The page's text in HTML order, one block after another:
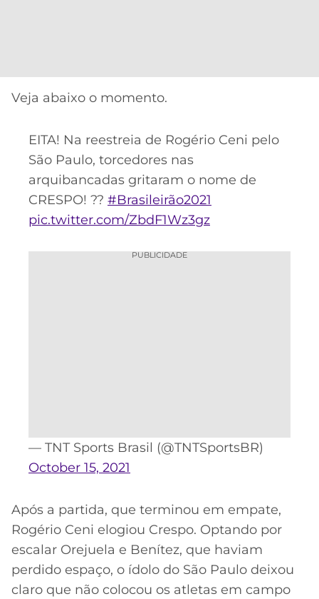
MG
CRUZEIRO
Veja abaixo o momento.
EITA! Na reestreia de Rogério Ceni pelo
São Paulo, torcedores nas
arquibancadas gritaram o nome de
CRESPO! ?? #Brasileirão2021
pic.twitter.com/ZbdF1Wz3gz
PUBLICIDADE
— TNT Sports Brasil (@TNTSportsBR)
October 15, 2021
Após a partida, que terminou em empate,
Rogério Ceni elogiou Crespo. Optando por
escalar Orejuela e Benítez, que haviam
perdido espaço, o ídolo do São Paulo deixou
claro que não colocou os atletas em campo